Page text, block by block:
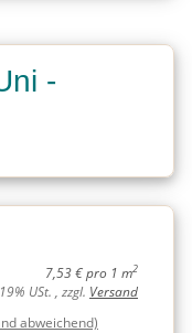
-
7,53 € pro 1 m2
USt. , zzgl. Versand
abweichend)